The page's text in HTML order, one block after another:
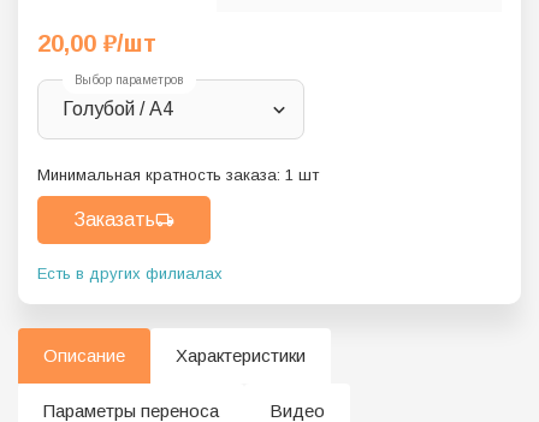
20,00 ₽/шт
Выбор параметров
Голубой / A4
Минимальная кратность заказа: 1 шт
Заказать
Есть в других филиалах
Описание Характеристики
Параметры переноса Видео